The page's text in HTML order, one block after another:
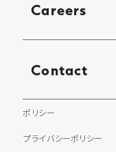
Careers
Contact
ポリシー
プライバシーポリシー